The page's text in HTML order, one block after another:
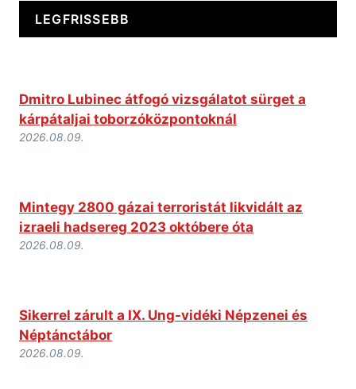
LEGFRISSEBB
Dmitro Lubinec átfogó vizsgálatot sürget a
kárpátaljai toborzóközpontoknál
2026.08.09.
Mintegy 2800 gázai terroristát likvidált az
izraeli hadsereg 2023 októbere óta
2026.08.09.
Sikerrel zárult a IX. Ung-vidéki Népzenei és
Néptánctábor
2026.08.09.